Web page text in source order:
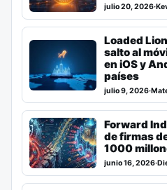
julio 20, 2026·
Loaded
salto al
en iOS y
países
julio 9, 2026·
Forward
de firmas
1000
junio 16, 2026·